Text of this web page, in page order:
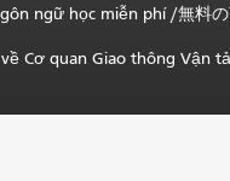
ngữ học miễn phí/無料
Cơ quan Giao thông Vận